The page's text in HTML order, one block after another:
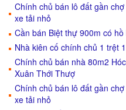
Chính chủ bán lô đất gần
xe tải nhỏ
Cần bán Biệt thự 900m có
Nhà kiên cố chính chủ 1 trệt
Chính chủ bán nhà 80m2
Xuân Thới Thượ
Chính chủ bán lô đất gần
xe tải nhỏ